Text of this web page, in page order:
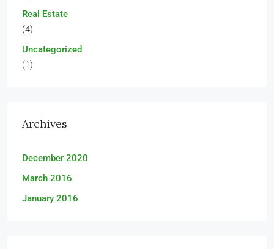
Real Estate
(4)
Uncategorized
(1)
Archives
December 2020
March 2016
January 2016